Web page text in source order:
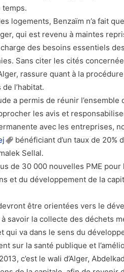
temps.
logements, Benzaïm n’a fait
qui est revenu à maintes
des besoins essentiels
Sans citer les cités
rassure quant à la
l’habitat.
a permis de réunir
les avis et
avec les entreprises,
bénéficiant d’un taux de 20%
Sellal.
de 30 000 nouvelles PME pour
et du développement de la
être orientées vers le
savoir la collecte des déchets
qui va dans le sens du
sur la santé publique et
c’est le wali d’Alger,